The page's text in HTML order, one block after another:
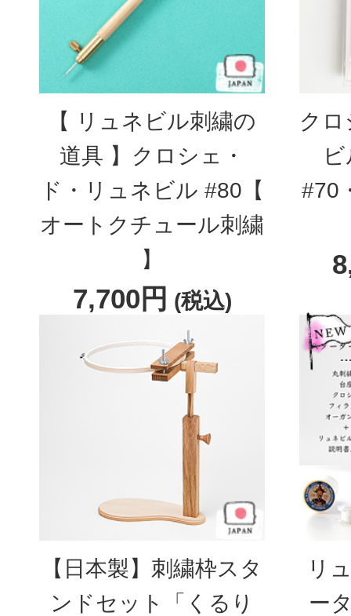
【 リュネビル刺繍の
道具 】クロシェ・
ド・リュネビル #80【
オートクチュール刺繍
】
7,700円 (税込)
ク
#70
【日本製】刺繍枠スタ
ンドセット「くるり
リ
ー